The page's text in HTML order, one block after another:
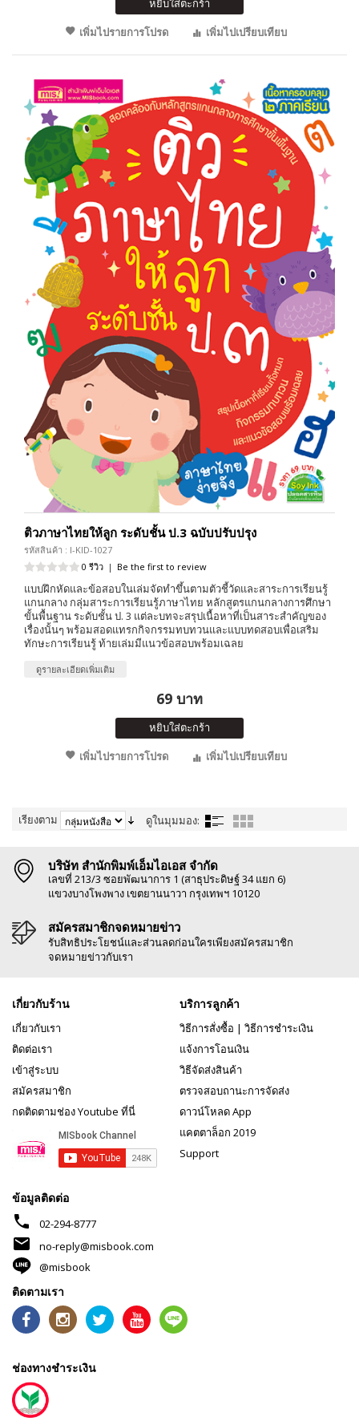
หยิบใส่ตะกร้า
เพิ่มไปรายการโปรด
เพิ่มไปเปรียบเทียบ
ติวภาษาไทยให้ลูก ระดับชั้น ป.3 ฉบับปรับปรุง
รหัสสินค้า : I-KID-1027
0 รีวิว | Be the first to review
แบบฝึกหัดและข้อสอบในเล่มจัดทำขึ้นตามตัวชี้วัดและสาระการเรียนรู้
แกนกลาง กลุ่มสาระการเรียนรู้ภาษาไทย หลักสูตรแกนกลางการศึกษา
ขั้นพื้นฐาน ระดับชั้น ป. 3 แต่ละบทจะสรุปเนื้อหาที่เป็นสาระสำคัญของ
เรื่องนั้นๆ พร้อมสอดแทรกกิจกรรมทบทวนและแบบทดสอบเพื่อเสริม
ทักษะการเรียนรู้ ท้ายเล่มมีแนวข้อสอบพร้อมเฉลย
ดูรายละเอียดเพิ่มเติม
69 บาท
หยิบใส่ตะกร้า
เพิ่มไปรายการโปรด
เพิ่มไปเปรียบเทียบ
เรียงตาม ดูในมุมมอง:
บริษัท สำนักพิมพ์เอ็มไอเอส จำกัด
เลขที่ 213/3 ซอยพัฒนาการ 1 (สาธุประดิษฐ์ 34 แยก 6)
แขวงบางโพงพาง เขตยานนาวา กรุงเทพฯ 10120
สมัครสมาชิกจดหมายข่าว
รับสิทธิประโยชน์และส่วนลดก่อนใครเพียงสมัครสมาชิก
จดหมายข่าวกับเรา
เกี่ยวกับร้าน
เกี่ยวกับเรา
ติดต่อเรา
เข้าสู่ระบบ
สมัครสมาชิก
กดติดตามช่อง Youtube ที่นี่
บริการลูกค้า
วิธีการสั่งซื้อ | วิธีการชำระเงิน
แจ้งการโอนเงิน
วิธีจัดส่งสินค้า
ตรวจสอบถานะการจัดส่ง
ดาวน์โหลด App
แคตตาล็อก 2019
Support
ข้อมูลติดต่อ
phone 02-294-8777
mail
no-reply@misbook.com
@misbook
ติดตามเรา
ช่องทางชำระเงิน